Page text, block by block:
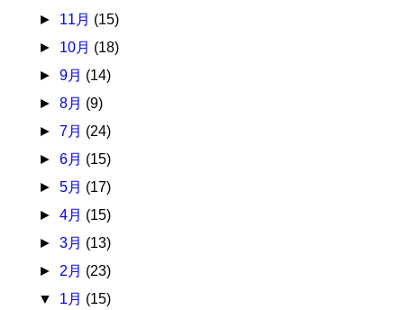
► 11月 (15)
► 10月 (18)
► 9月 (14)
► 8月 (9)
► 7月 (24)
► 6月 (15)
► 5月 (17)
► 4月 (15)
► 3月 (13)
► 2月 (23)
▼ 1月 (15)